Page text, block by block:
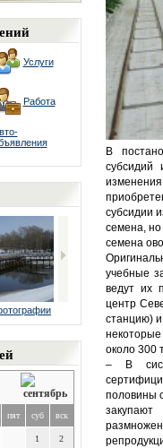
Услуги
Работа
пят суб вск
1 2
В
субсидий
субсидии
семена,
семена
учебные
ведут их
центр
станцию) и
около 300
– В
половины